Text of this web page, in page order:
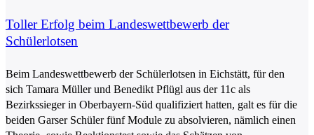
Toller Erfolg beim Landeswettbewerb der
Schülerlotsen
Beim Landeswettbewerb der Schülerlotsen in Eichstätt, für den
sich Tamara Müller und Benedikt Pflügl aus der 11c als
Bezirkssieger in Oberbayern-Süd qualifiziert hatten, galt es für die
beiden Garser Schüler fünf Module zu absolvieren, nämlich einen